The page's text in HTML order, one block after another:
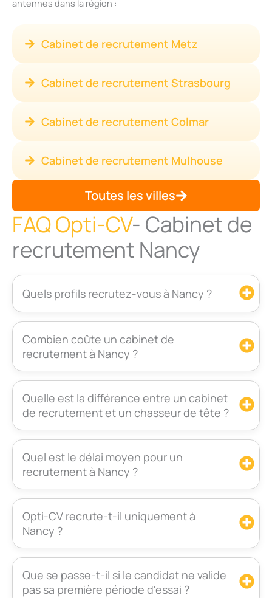
antennes dans la région :
Cabinet de recrutement Metz
Cabinet de recrutement Strasbourg
Cabinet de recrutement Colmar
Cabinet de recrutement Mulhouse
Toutes les villes
FAQ Opti-CV- Cabinet de
recrutement Nancy
Quels profils recrutez-vous à Nancy ?
Combien coûte un cabinet de
recrutement à Nancy ?
Quelle est la différence entre un cabinet
de recrutement et un chasseur de tête ?
Quel est le délai moyen pour un
recrutement à Nancy ?
Opti-CV recrute-t-il uniquement à
Nancy ?
Que se passe-t-il si le candidat ne valide
pas sa première période d'essai ?